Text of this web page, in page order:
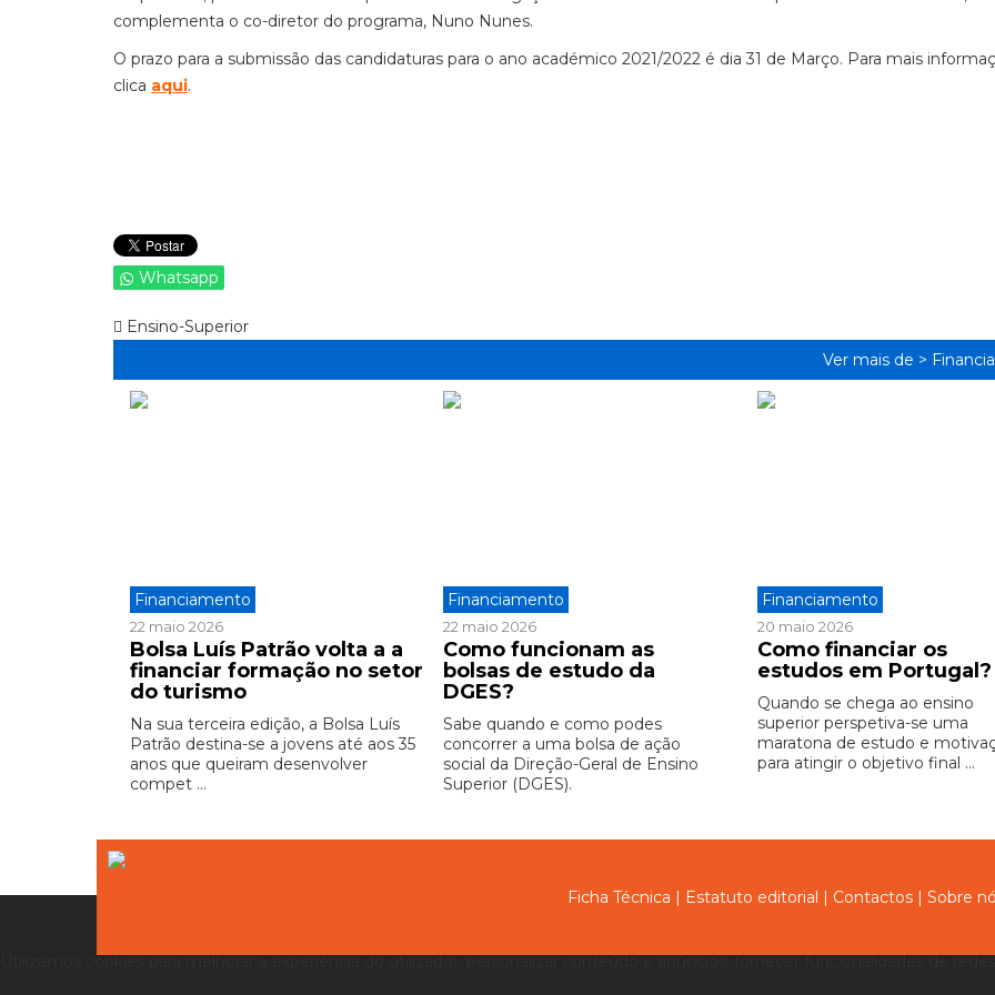
complementa o co-diretor do programa, Nuno Nunes.
O prazo para a submissão das candidaturas para o ano académico 2021/2022 é dia 31 de Março. Para mais
clica aqui.
Whatsapp
Ensino-Superior
Ver mais de >
Financiamento
22 maio 2026
Bolsa Luís Patrão volta a a
financiar formação no setor
do turismo
Na sua terceira edição, a Bolsa Luís
Patrão destina-se a jovens até aos 35
anos que queiram desenvolver
compet ...
Financiamento
22 maio 2026
Como funcionam as
bolsas de estudo da
DGES?
Sabe quando e como podes
concorrer a uma bolsa de ação
social da Direção-Geral de Ensino
Superior (DGES).
Financiamento
20 maio 2026
Como financiar os
estudos em Portugal?
Quando se chega ao ensino
superior perspetiva-se uma
maratona de estudo e
para atingir o objetivo final ...
Ficha Técnica | Estatuto editorial | Contactos | Sobre
Utilizamos cookies para melhorar a experiência do utilizador, personalizar conteúdo e anúncios, fornecer funcionalidades de